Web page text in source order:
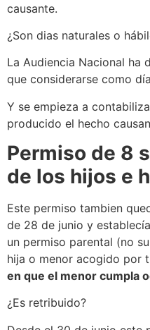
causante.
¿Son dias naturales o
La Audiencia Nacional ha
que considerarse como
Y se empieza a
producido el hecho
Permiso de 8
de los hijos e
Este permiso tambien
de 28 de junio y
un permiso parental (no
hija o menor acogido por
en que el menor cumpla
¿Es retribuido?